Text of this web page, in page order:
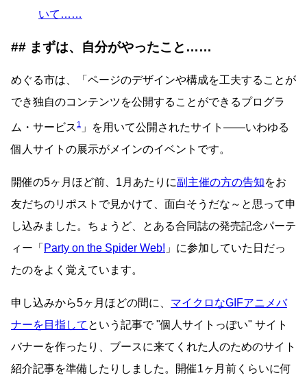
いて……
まずは、自分がやったこと……
めぐる市は、「ページのデザインや構成を工夫することが
でき独自のコンテンツを公開することができるプログラ
ム・サービス 1 」を用いて公開されたサイト――いわゆる
個人サイトの展示がメインのイベントです。
開催の5ヶ月ほど前、1月あたりに副主催の方の告知をお
友だちのリポストで見かけて、面白そうだな～と思って申
し込みました。ちょうど、とある合同誌の発売記念パーテ
ィー「 Party on the Spider Web! 」に参加していた日だっ
たのをよく覚えています。
申し込みから5ヶ月ほどの間に、 マイクロなGIFアニメバ
ナーを目指して という記事で 個人サイトっぽい
サイト
バナーを作ったり、ブースに来てくれた人のためのサイト
紹介記事を準備したりしました。開催1ヶ月前くらいに何